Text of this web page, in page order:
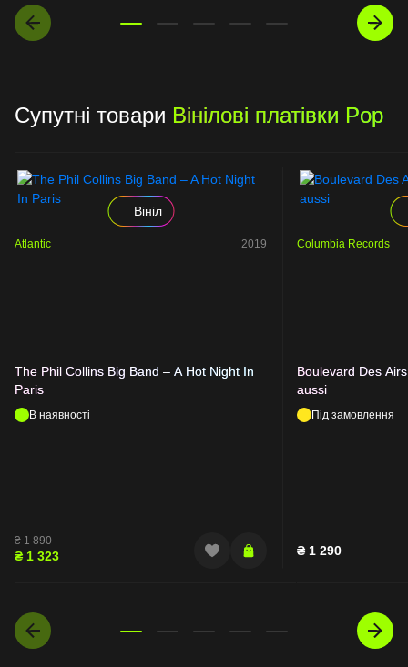
Супутні товари Вінілові платівки Pop
Вініл
Atlantic 2019
The Phil Collins Big Band – A Hot Night In
Paris
В наявності
₴1 890
₴ 1 323
Columbia Records
Boulevard Des
aussi
Під замовлення
₴ 1 290